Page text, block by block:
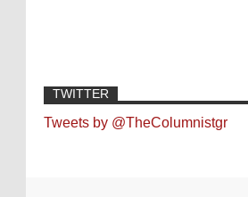
TWITTER
Tweets by @TheColumnistgr